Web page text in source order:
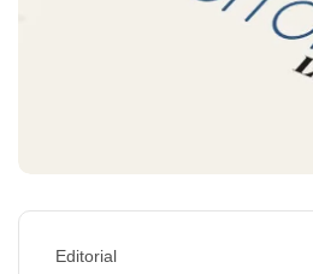
Editorial